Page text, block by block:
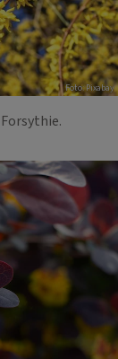
Foto: Pixabay